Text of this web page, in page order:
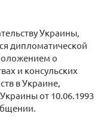
Украины,
дипломатической
о
и консульских
в Украине,
от 10.06.1993